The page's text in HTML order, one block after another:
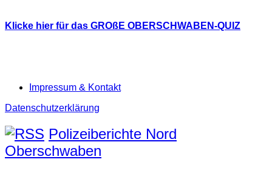
Klicke hier für das GROßE OBERSCHWABEN-QUIZ
Impressum & Kontakt
Datenschutzerklärung
Polizeiberichte Nord
Oberschwaben